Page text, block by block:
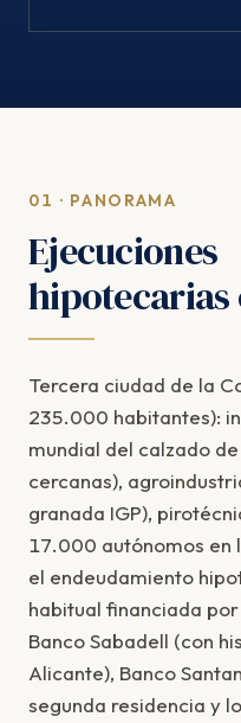
01 · PANORAMA
Ejecuciones
hipotecarias
Tercera ciudad de la
235.000 habitantes):
mundial del calzado
cercanas),
granada IGP),
17.000 autónomos en
el endeudamiento
habitual financiada
Banco Sabadell (con
Alicante), Banco
segunda residencia y